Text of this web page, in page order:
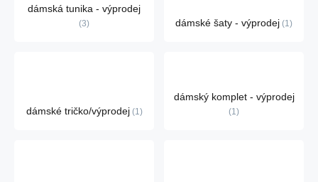
dámská tunika - výprodej
3 dámské šaty - výprodej 1
dámské tričko/výprodej 1
dámský komplet - výprodej
1